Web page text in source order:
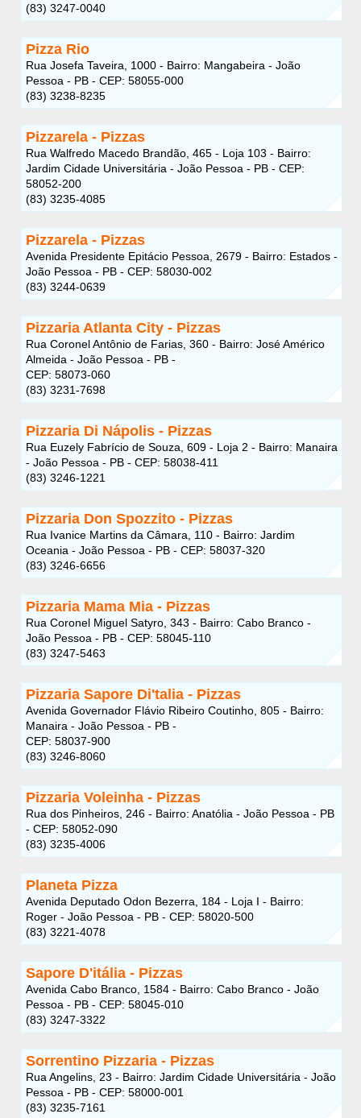
(83) 3247-0040
Pizza Rio
Rua Josefa Taveira, 1000 - Bairro: Mangabeira - João
Pessoa - PB - CEP: 58055-000
(83) 3238-8235
Pizzarela - Pizzas
Rua Walfredo Macedo Brandão, 465 - Loja 103 - Bairro:
Jardim Cidade Universitária - João Pessoa - PB - CEP:
58052-200
(83) 3235-4085
Pizzarela - Pizzas
Avenida Presidente Epitácio Pessoa, 2679 - Bairro: Estados -
João Pessoa - PB - CEP: 58030-002
(83) 3244-0639
Pizzaria Atlanta City - Pizzas
Rua Coronel Antônio de Farias, 360 - Bairro: José Américo
Almeida - João Pessoa - PB -
CEP: 58073-060
(83) 3231-7698
Pizzaria Di Nápolis - Pizzas
Rua Euzely Fabrício de Souza, 609 - Loja 2 - Bairro: Manaira
- João Pessoa - PB - CEP: 58038-411
(83) 3246-1221
Pizzaria Don Spozzito - Pizzas
Rua Ivanice Martins da Câmara, 110 - Bairro: Jardim
Oceania - João Pessoa - PB - CEP: 58037-320
(83) 3246-6656
Pizzaria Mama Mia - Pizzas
Rua Coronel Miguel Satyro, 343 - Bairro: Cabo Branco -
João Pessoa - PB - CEP: 58045-110
(83) 3247-5463
Pizzaria Sapore Di'talia - Pizzas
Avenida Governador Flávio Ribeiro Coutinho, 805 - Bairro:
Manaira - João Pessoa - PB -
CEP: 58037-900
(83) 3246-8060
Pizzaria Voleinha - Pizzas
Rua dos Pinheiros, 246 - Bairro: Anatólia - João Pessoa - PB
- CEP: 58052-090
(83) 3235-4006
Planeta Pizza
Avenida Deputado Odon Bezerra, 184 - Loja I - Bairro:
Roger - João Pessoa - PB - CEP: 58020-500
(83) 3221-4078
Sapore D'itália - Pizzas
Avenida Cabo Branco, 1584 - Bairro: Cabo Branco - João
Pessoa - PB - CEP: 58045-010
(83) 3247-3322
Sorrentino Pizzaria - Pizzas
Rua Angelins, 23 - Bairro: Jardim Cidade Universitária - João
Pessoa - PB - CEP: 58000-001
(83) 3235-7161